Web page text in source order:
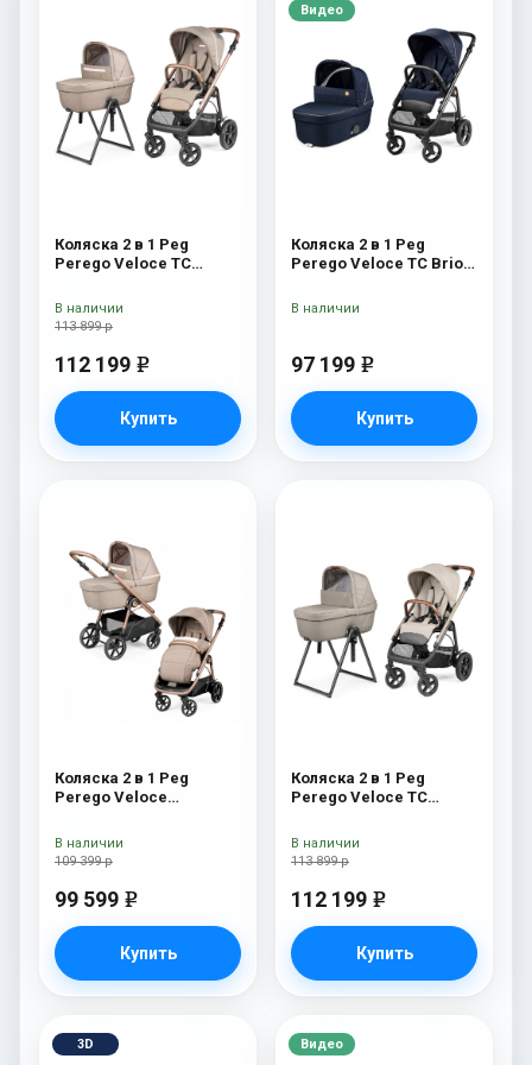
Коляска 2 в 1 Peg
Perego Veloce TC
New
113 899 р
112 199 e
Купить
В наличии
Видео
Коляска 2 в 1 Peg
Perego Veloce TC Brio
97 199 e
Купить
В наличии
Коляска 2 в 1 Peg
Perego Veloce
109 399 р
99 599 e
Купить
В наличии
Коляска 2 в 1 Peg
Perego Veloce TC
113 899 р
112 199 e
Купить
В наличии
3D Видео